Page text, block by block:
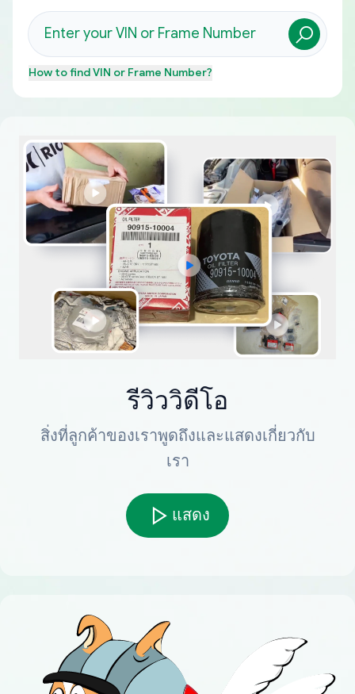
How to findVIN or Frame Number?
รีวิววิดีโอ
สิ่งที่ลูกค้าของเราพูดถึงและแสดงเกี่ยวกับ
เรา
แสดง